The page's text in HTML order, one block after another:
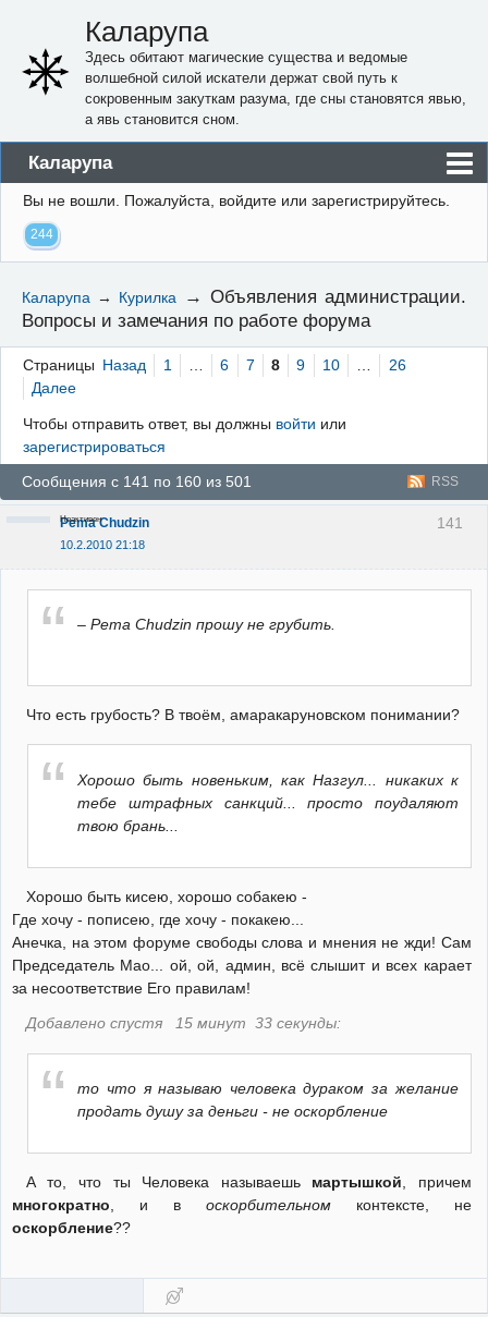
Каларупа
Здесь обитают магические существа и ведомые
волшебной силой искатели держат свой путь к
сокровенным закуткам разума, где сны становятся явью,
а явь становится сном.
Каларупа
Блог
Форум
Правила
Регистрация
Вход
Вы не вошли. Пожалуйста, войдите или зарегистрируйтесь.
244
Каларупа → Курилка → Объявления администрации.
Вопросы и замечания по работе форума
Страницы Назад 1 … 6 7 8 9 10 …
26
Далее
Чтобы отправить ответ, вы должны войти или
зарегистрироваться
RSS
Сообщения с 141 по 160 из 501
141
Pema Chudzin
10.2.2010 21:18
Неактивен
– Pema Chudzin прошу не грубить.
Что есть грубость? В твоём, амаракаруновском понимании?
Хорошо быть новеньким, как Назгул... никаких к
тебе штрафных санкций... просто поудаляют
твою брань...
Хорошо быть кисею, хорошо собакею -
Где хочу - пописею, где хочу - покакею...
Анечка, на этом форуме свободы слова и мнения не жди! Сам
Председатель Мао... ой, ой, админ, всё слышит и всех карает
за несоответствие Его правилам!
Добавлено спустя 15 минут 33 секунды:
то что я называю человека дураком за желание
продать душу за деньги - не оскорбление
А то, что ты Человека называешь мартышкой, причем
многократно, и в оскорбительномконтексте, не
оскорбление??